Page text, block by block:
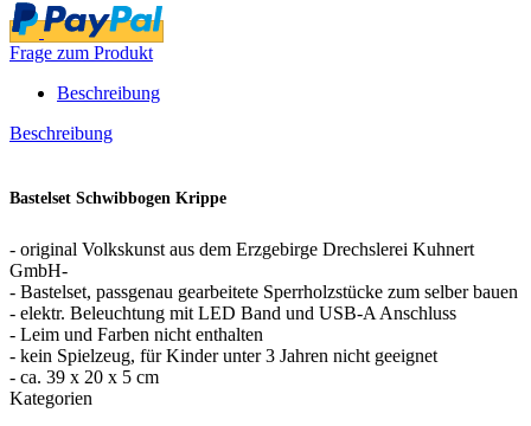
Frage zum Produkt
Beschreibung
Beschreibung
Bastelset Schwibbogen Krippe
- original Volkskunst aus dem Erzgebirge Drechslerei Kuhnert
GmbH-
- Bastelset, passgenau gearbeitete Sperrholzstücke zum selber bauen
- elektr. Beleuchtung mit LED Band und USB-A Anschluss
- Leim und Farben nicht enthalten
- kein Spielzeug, für Kinder unter 3 Jahren nicht geeignet
- ca. 39 x 20 x 5 cm
Kategorien